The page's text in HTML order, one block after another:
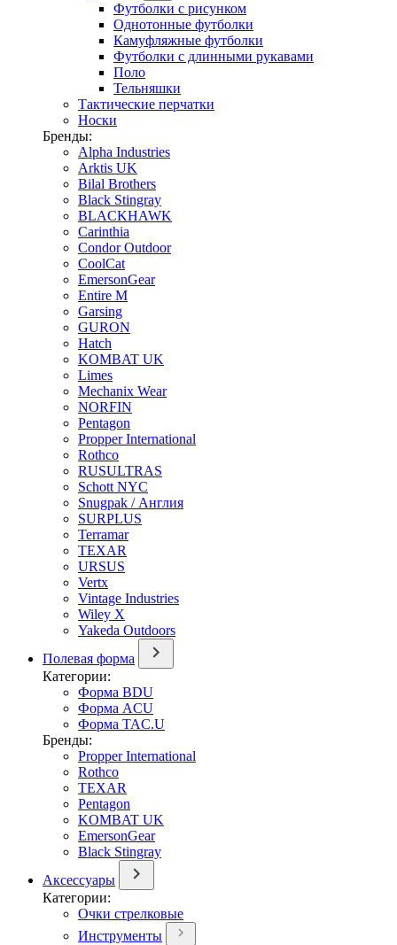
Футболки с рисунком
Однотонные футболки
Камуфляжные футболки
Футболки с длинными рукавами
Поло
Тельняшки
Тактические перчатки
Носки
Бренды:
Alpha Industries
Arktis UK
Bilal Brothers
Black Stingray
BLACKHAWK
Carinthia
Condor Outdoor
CoolCat
EmersonGear
Entire M
Garsing
GURON
Hatch
KOMBAT UK
Limes
Mechanix Wear
NORFIN
Pentagon
Propper International
Rothco
RUSULTRAS
Schott NYC
Snugpak / Англия
SURPLUS
Terramar
TEXAR
URSUS
Vertx
Vintage Industries
Wiley X
Yakeda Outdoors
Полевая форма
Категории:
Форма BDU
Форма ACU
Форма TAC.U
Бренды:
Propper International
Rothco
TEXAR
Pentagon
KOMBAT UK
EmersonGear
Black Stingray
Аксессуары
Категории:
Очки стрелковые
Инструменты